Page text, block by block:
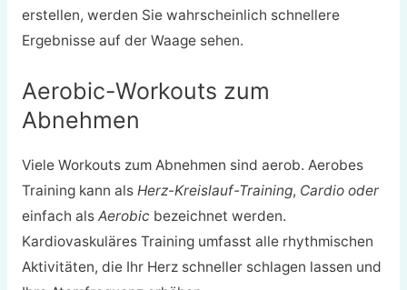
erstellen, werden Sie wahrscheinlich schnellere
Ergebnisse auf der Waage sehen.
Aerobic-Workouts zum
Abnehmen
Viele Workouts zum Abnehmen sind aerob. Aerobes
Training kann als Herz-Kreislauf-Training, Cardio oder
einfach als Aerobicbezeichnet werden.
Kardiovaskuläres Training umfasst alle rhythmischen
Aktivitäten, die Ihr Herz schneller schlagen lassen und